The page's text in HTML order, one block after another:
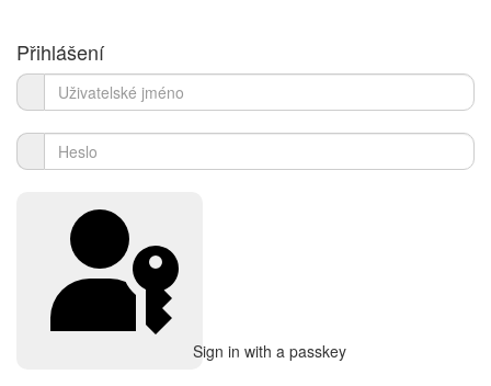
Přihlášení
Sign in with a passkey